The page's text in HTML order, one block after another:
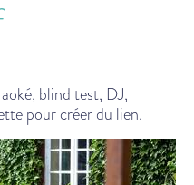
blind test, DJ,
pour créer du lien.